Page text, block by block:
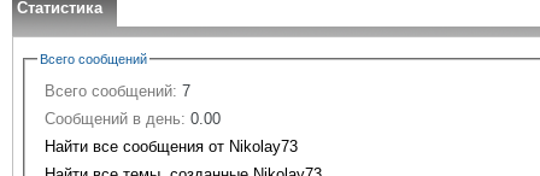
Статистика
Всего сообщений
Всего сообщений: 7
Сообщений в день: 0.00
Найти все сообщения от Nikolay73